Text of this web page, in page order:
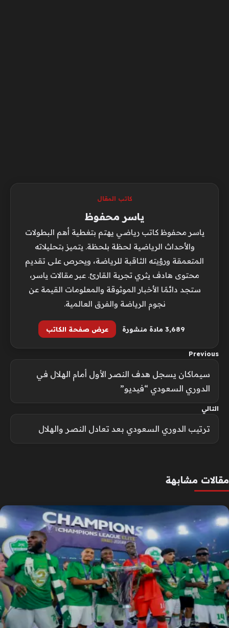
كاتب المقال
ياسر محفوظ
ياسر محفوظ كاتب رياضي يهتم بتغطية أهم البطولات
والأحداث الرياضية لحظة بلحظة. يتميز بتحليلاته
المتعمقة ورؤيته الثاقبة للرياضة، ويحرص على تقديم
محتوى هادف يثري تجربة القارئ. عبر مقالات ياسر،
ستجد دائمًا الأخبار الموثوقة والمعلومات القيمة عن
نجوم الرياضة والفرق العالمية.
3٬689 مادة منشورة عرض صفحة الكاتب
Previous
سيماكان يسجل هدف النصر الأول أمام الهلال في
الدوري السعودي “فيديو”
التالي
ترتيب الدوري السعودي بعد تعادل النصر والهلال
مقالات مشابهة